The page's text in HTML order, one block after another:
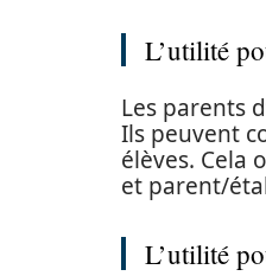
L’utilité
Les parents
Ils peuvent
élèves. Cela
et parent/
L’utilité